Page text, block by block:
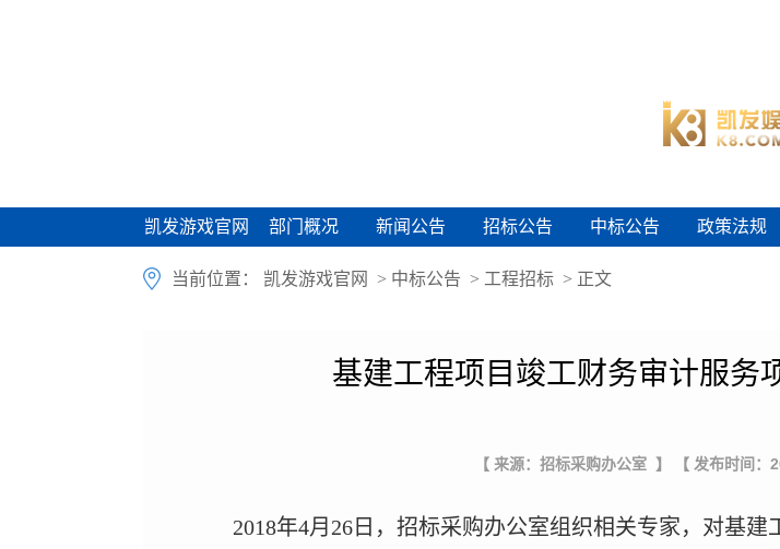
凯发游戏官网
凯发游戏官网 部门概况
部门概况 新闻公告
新闻公告 招标公告
招标公告 中标公告
中标公告 政策法规
政策法规
当前位置： 凯发游戏官网 > 中标公告 > 工程招标 > 正文
基建工程项目竣工财务审计服务
【 来源：招标采购办公室 】 【 发布时间：
2018年4月 26 日，招标采购办公室组织相关专家，对基建